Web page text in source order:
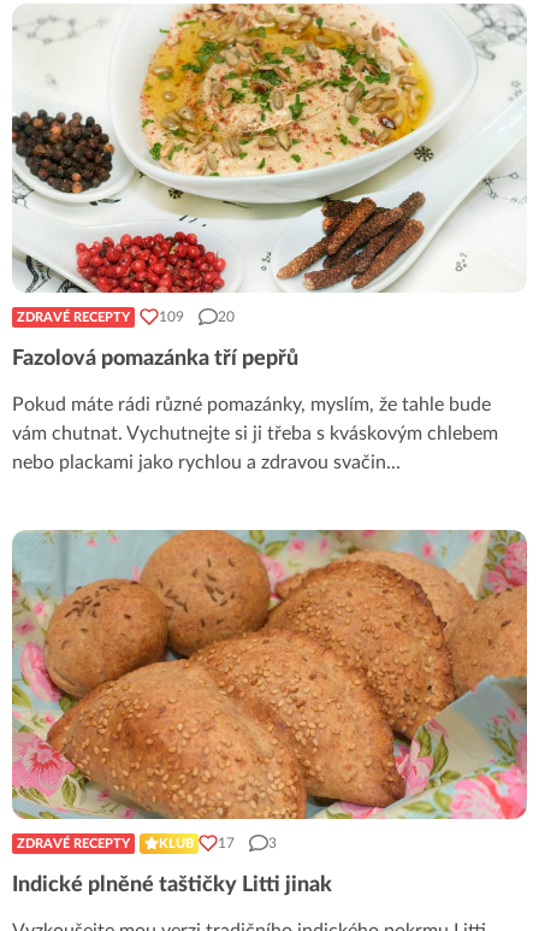
ZDRAVÉ RECEPTY 109 20
Fazolová pomazánka tří pepřů
Pokud máte rádi různé pomazánky, myslím, že tahle bude
vám chutnat. Vychutnejte si ji třeba s kváskovým chlebem
nebo plackami jako rychlou a zdravou svačin...
ZDRAVÉ RECEPTY KLUB 17 3
Indické plněné taštičky Litti jinak